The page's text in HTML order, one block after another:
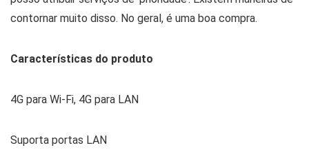
contornar muito disso. No geral, é uma boa compra.
Características do produto
4G para Wi-Fi, 4G para LAN
Suporta portas LAN